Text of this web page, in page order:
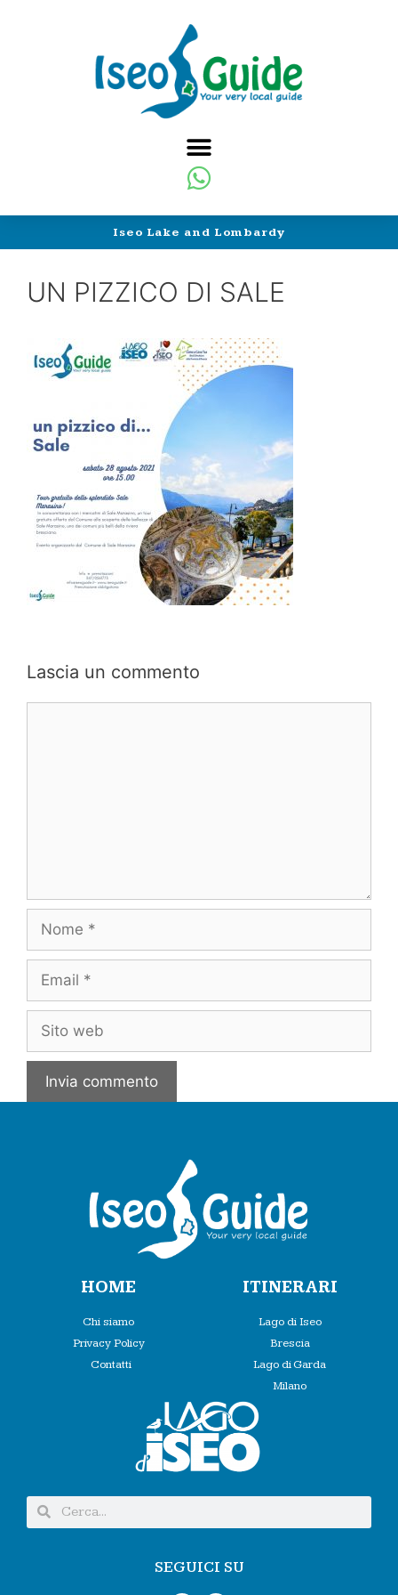
Iseo Lake and Lombardy
UN PIZZICO DI SALE
Lascia un commento
HOME
Chi siamo
Privacy Policy
Contatti
ITINERARI
Lago di Iseo
Brescia
Lago di Garda
Milano
SEGUICI SU